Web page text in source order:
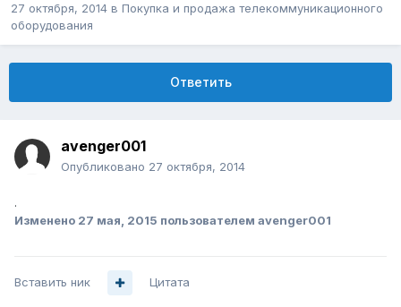
27 октября, 2014 в Покупка и продажа телекоммуникационного
оборудования
Ответить
avenger001
Опубликовано 27 октября, 2014
.
Изменено 27 мая, 2015 пользователем avenger001
Вставить ник Цитата